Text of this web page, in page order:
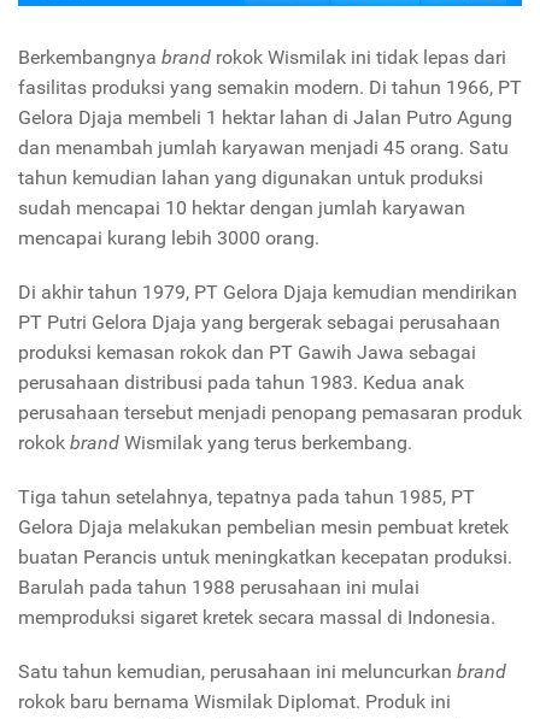
Berkembangnya brand rokok Wismilak ini tidak lepas dari
fasilitas produksi yang semakin modern. Di tahun 1966, PT
Gelora Djaja membeli 1 hektar lahan di Jalan Putro Agung
dan menambah jumlah karyawan menjadi 45 orang. Satu
tahun kemudian lahan yang digunakan untuk produksi
sudah mencapai 10 hektar dengan jumlah karyawan
mencapai kurang lebih 3000 orang.
Di akhir tahun 1979, PT Gelora Djaja kemudian mendirikan
PT Putri Gelora Djaja yang bergerak sebagai perusahaan
produksi kemasan rokok dan PT Gawih Jawa sebagai
perusahaan distribusi pada tahun 1983. Kedua anak
perusahaan tersebut menjadi penopang pemasaran produk
rokok brand Wismilak yang terus berkembang.
Tiga tahun setelahnya, tepatnya pada tahun 1985, PT
Gelora Djaja melakukan pembelian mesin pembuat kretek
buatan Perancis untuk meningkatkan kecepatan produksi.
Barulah pada tahun 1988 perusahaan ini mulai
memproduksi sigaret kretek secara massal di Indonesia.
Satu tahun kemudian, perusahaan ini meluncurkan brand
rokok baru bernama Wismilak Diplomat. Produk ini